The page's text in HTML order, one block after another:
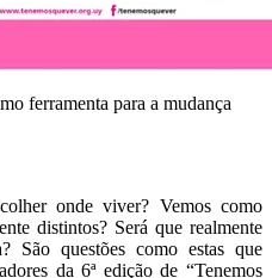
ferramenta para a mudança
onde viver? Vemos como
distintos? Será que realmente
São questões como estas que
da 6ª edição de “Tenemos